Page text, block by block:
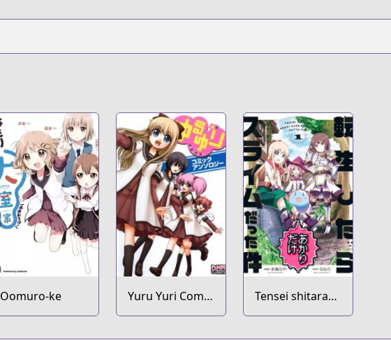
Oomuro-ke
Yuru Yuri Comic
Anthology
Tensei shitara
Akari dake